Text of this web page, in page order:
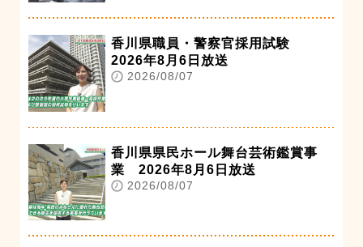
香川県職員・警察官採用試験
2026年8月6日放送
2026/08/07
香川県県民ホール舞台芸術鑑賞事
業 2026年8月6日放送
2026/08/07